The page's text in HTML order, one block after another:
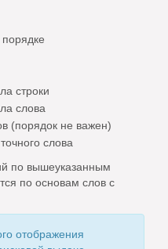
строки
слова
(порядок не важен)
слова
по вышеуказанным
по основам слов с
отображения